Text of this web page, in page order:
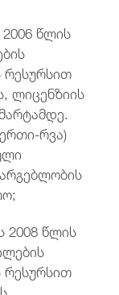
წლის
რესურსით
ლიცენზიის
რვა)
2008 წლის
რესურსით